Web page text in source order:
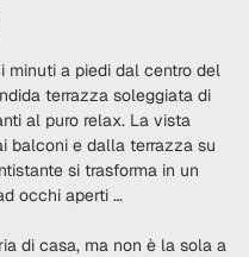
minuti a piedi dal centro del
terrazza soleggiata di
al puro relax. La vista
balconi e dalla terrazza su
si trasforma in un
occhi aperti …
di casa, ma non è la sola a